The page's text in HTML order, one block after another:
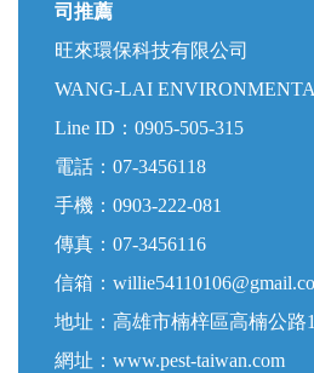
司推薦
旺來環保科技有限公司
WANG-LAI
Line ID： 0905-505-315
電話： 07-3456118
手機： 0903-222-081
傳真： 07-3456116
信箱：
地址：高雄市楠梓區高楠公路
網址： www.pest-taiwan.com